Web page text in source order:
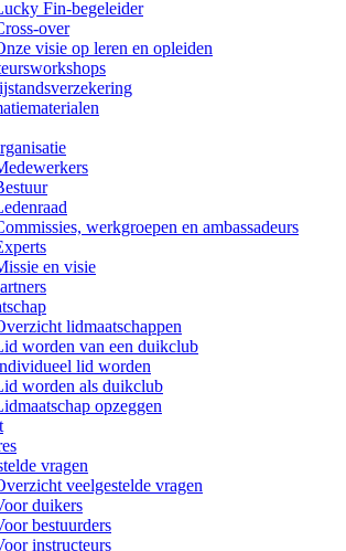
Fin-begeleider
over
visie op leren en opleiden
werkgroepen en ambassadeurs
en visie
lidmaatschappen
worden van een duikclub
lid worden
worden als duikclub
opzeggen
vragen
veelgestelde vragen
duikers
bestuurders
instructeurs